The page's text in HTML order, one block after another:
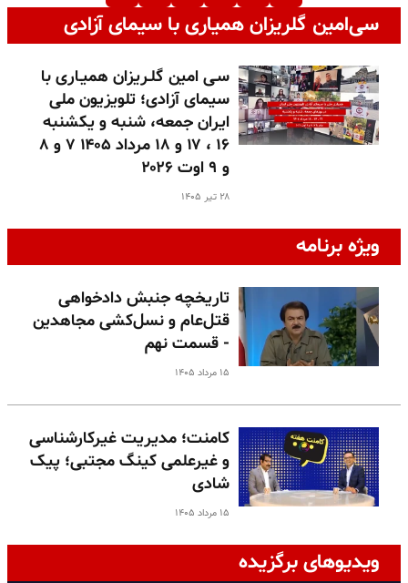
سی‌امین گلریزان همیاری با سیمای آزادی
سـی امین گلـریزان همیـاری با
سیمای آزادی؛ تلویزیون ملی
ایران جمعه، شنبه و یکشنبه
۱۶ ، ۱۷ و ۱۸ مرداد ۱۴۰۵ ۷ و ۸
و ۹ اوت ۲۰۲۶
۲۸ تیر ۱۴۰۵
ویژه برنامه
تاریخچه جنبش دادخواهی
قتل‌عام و نسل‌کشی مجاهدین
- قسمت نهم
۱۵ مرداد ۱۴۰۵
کامنت؛ مدیریت غیرکارشناسی
و غیرعلمی کینگ مجتبی؛ پیک
شادی
۱۵ مرداد ۱۴۰۵
ویدیوهای برگزیده